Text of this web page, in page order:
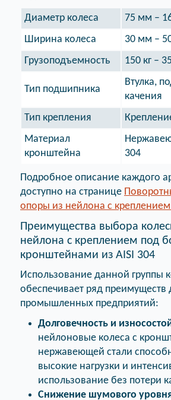
Диаметр колеса
75 мм –
Ширина колеса
30 мм –
Грузоподъемность
150 кг –
Тип подшипника
Втулка,
качения
Тип крепления
Материал
кронштейна
304
Подробное описание каждого
доступно на странице
опоры из нейлона с
Преимущества выбора
нейлона с креплением под
кронштейнами из AISI 304
Использование данной группы
обеспечивает ряд преимуществ
промышленных предприятий:
Долговечность и
нейлоновые колеса с
нержавеющей стали
высокие нагрузки и
использование без потери
Снижение шумового